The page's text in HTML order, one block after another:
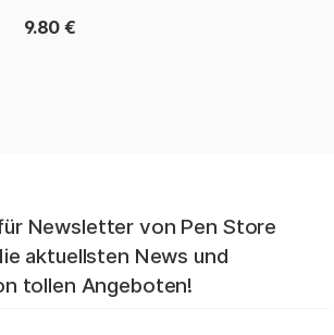
9.80 €
Newsletter von Pen Store
aktuellsten News und
tollen Angeboten!